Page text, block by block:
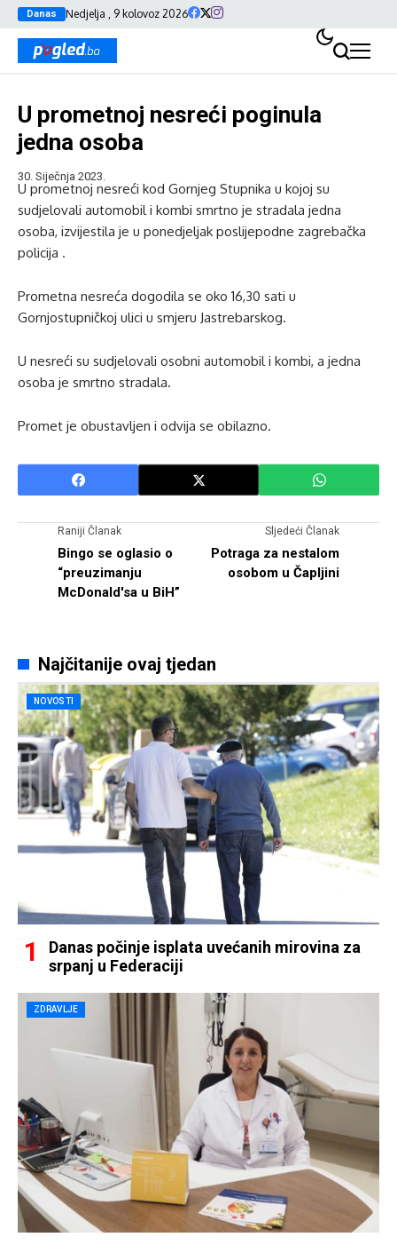
Danas Nedjelja , 9 kolovoz 2026
U prometnoj nesreći poginula
jedna osoba
30. Siječnja 2023.
U prometnoj nesreći kod Gornjeg Stupnika u kojoj su
sudjelovali automobil i kombi smrtno je stradala jedna
osoba, izvijestila je u ponedjeljak poslijepodne zagrebačka
policija .
Prometna nesreća dogodila se oko 16,30 sati u
Gornjostupničkoj ulici u smjeru Jastrebarskog.
U nesreći su sudjelovali osobni automobil i kombi, a jedna
osoba je smrtno stradala.
Promet je obustavljen i odvija se obilazno.
Raniji Članak
Bingo se oglasio o
“preuzimanju
McDonald'sa u BiH”
Sljedeći Članak
Potraga za nestalom
osobom u Čapljini
Najčitanije ovaj tjedan
NOVOSTI
Danas počinje isplata uvećanih mirovina za
srpanj u Federaciji
ZDRAVLJE